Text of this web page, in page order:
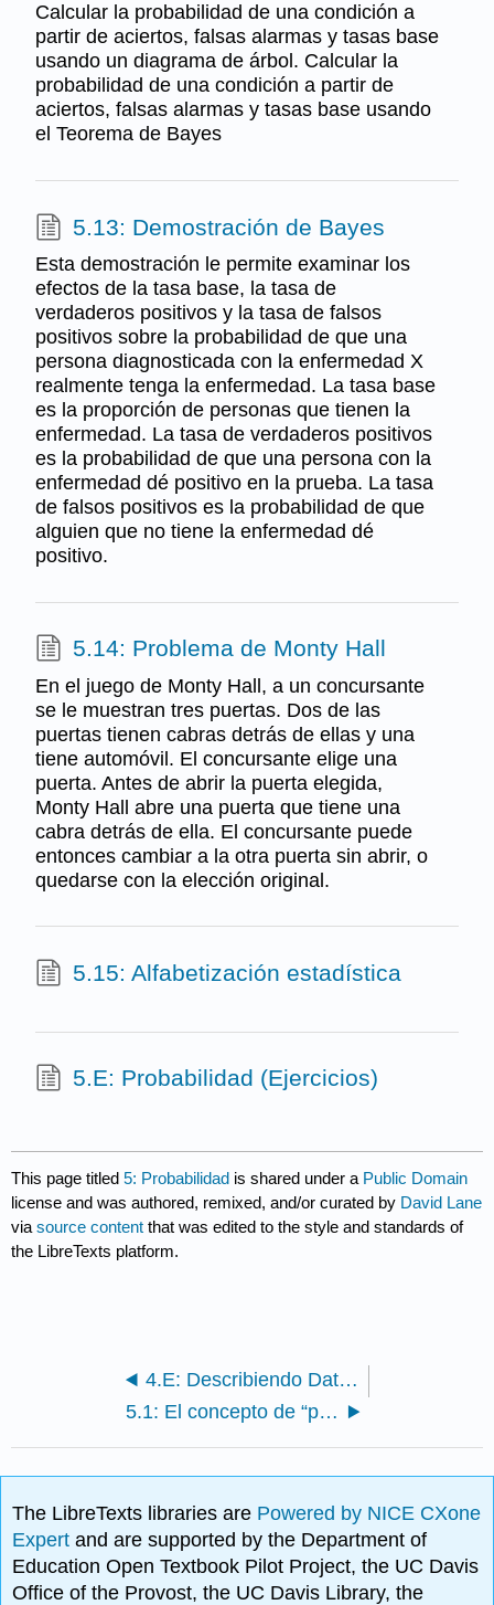
Calcular la probabilidad de una condición a
partir de aciertos, falsas alarmas y tasas base
usando un diagrama de árbol. Calcular la
probabilidad de una condición a partir de
aciertos, falsas alarmas y tasas base usando
el Teorema de Bayes
5.13: Demostración de Bayes
Esta demostración le permite examinar los
efectos de la tasa base, la tasa de
verdaderos positivos y la tasa de falsos
positivos sobre la probabilidad de que una
persona diagnosticada con la enfermedad X
realmente tenga la enfermedad. La tasa base
es la proporción de personas que tienen la
enfermedad. La tasa de verdaderos positivos
es la probabilidad de que una persona con la
enfermedad dé positivo en la prueba. La tasa
de falsos positivos es la probabilidad de que
alguien que no tiene la enfermedad dé
positivo.
5.14: Problema de Monty Hall
En el juego de Monty Hall, a un concursante
se le muestran tres puertas. Dos de las
puertas tienen cabras detrás de ellas y una
tiene automóvil. El concursante elige una
puerta. Antes de abrir la puerta elegida,
Monty Hall abre una puerta que tiene una
cabra detrás de ella. El concursante puede
entonces cambiar a la otra puerta sin abrir, o
quedarse con la elección original.
5.15: Alfabetización estadística
5.E: Probabilidad (Ejercicios)
This page titled5: Probabilidad is shared under a Public Domain
license and was authored, remixed, and/or curated by David Lane
viasource content that was edited to the style and standards of
the LibreTexts platform.
4.E: Describiendo Datos Bivariados (Ejercicios)
5.1: El concepto de “probabilidad”
The LibreTexts libraries are Powered by NICE CXone
Expertand are supported by the Department of
Education Open Textbook Pilot Project, the UC Davis
Office of the Provost, the UC Davis Library, the